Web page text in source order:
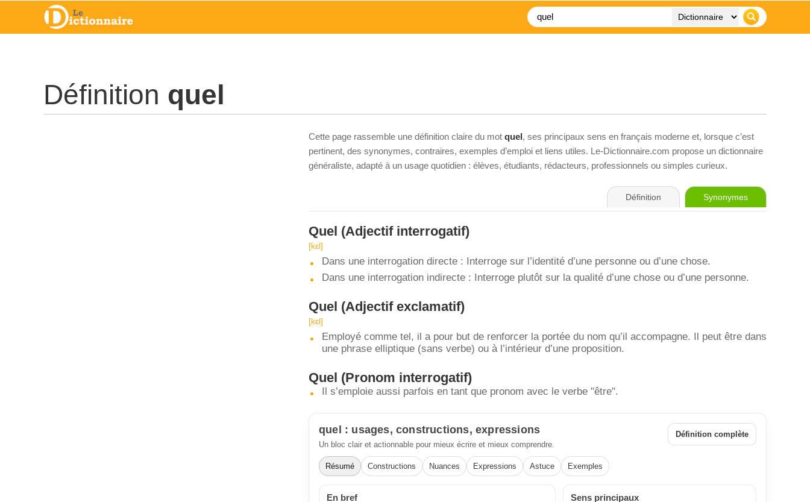
Définition quel
Cette page rassemble une définition claire du mot quel, ses principaux sens en français moderne et, lorsque c’est
pertinent, des synonymes, contraires, exemples d’emploi et liens utiles. Le-Dictionnaire.com propose un dictionnaire
généraliste, adapté à un usage quotidien : élèves, étudiants, rédacteurs, professionnels ou simples curieux.
Définition Synonymes
Quel (Adjectif interrogatif)
[kɛl]
Dans une interrogation directe : Interroge sur l’identité d’une personne ou d’une chose.
Dans une interrogation indirecte : Interroge plutôt sur la qualité d’une chose ou d’une personne.
Quel (Adjectif exclamatif)
[kɛl]
Employé comme tel, il a pour but de renforcer la portée du nom qu’il accompagne. Il peut être dans
une phrase elliptique (sans verbe) ou à l’intérieur d’une proposition.
Quel (Pronom interrogatif)
Il s’emploie aussi parfois en tant que pronom avec le verbe "être".
quel : usages, constructions, expressions
Un bloc clair et actionnable pour mieux écrire et mieux comprendre.
Définition complète
Résumé Constructions Nuances Expressions Astuce Exemples
En bref
Sens principaux